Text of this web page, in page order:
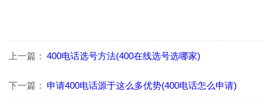
上一篇： 400电话选号方法(400在线选号选哪家)
下一篇： 申请400电话源于这么多优势(400电话怎么申请)